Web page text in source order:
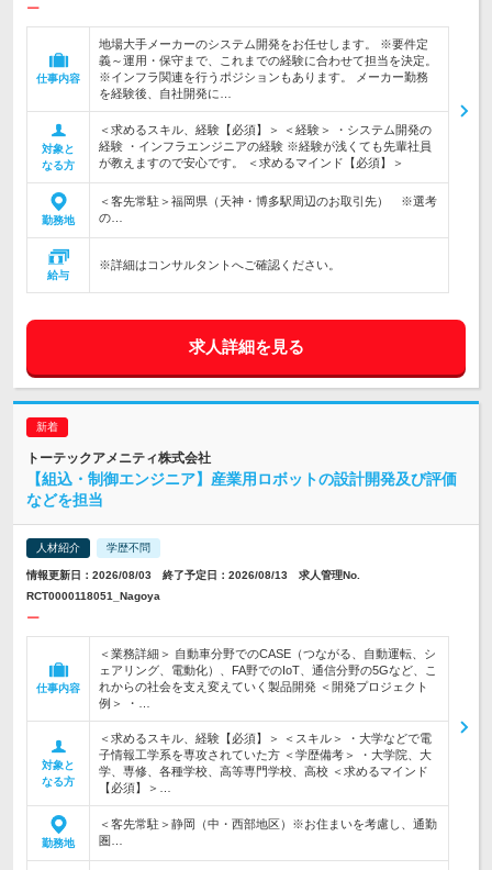
ー
仕事内容
地場大手メーカーのシステム開発をお任せします。 ※要件定
義～運用・保守まで、これまでの経験に合わせて担当を決定。
※インフラ関連を行うポジションもあります。 メーカー勤務
を経験後、自社開発に…
対象と
なる方
＜求めるスキル、経験【必須】＞ ＜経験＞ ・システム開発の
経験 ・インフラエンジニアの経験 ※経験が浅くても先輩社員
が教えますので安心です。 ＜求めるマインド【必須】＞
勤務地
＜客先常駐＞福岡県（天神・博多駅周辺のお取引先） ※選考
の…
給与
※詳細はコンサルタントへご確認ください。
求人詳細を見る
トーテックアメニティ株式会社
【組込・制御エンジニア】産業用ロボットの設計開発及び評価
などを担当
人材紹介 学歴不問
情報更新日：2026/08/03 終了予定日：2026/08/13 求人管理No.
RCT0000118051_Nagoya
ー
仕事内容
＜業務詳細＞ 自動車分野でのCASE（つながる、自動運転、シ
ェアリング、電動化）、FA野でのIoT、通信分野の5Gなど、こ
れからの社会を支え変えていく製品開発 ＜開発プロジェクト
例＞ ・…
対象と
なる方
＜求めるスキル、経験【必須】＞ ＜スキル＞ ・大学などで電
子情報工学系を専攻されていた方 ＜学歴備考＞ ・大学院、大
学、専修、各種学校、高等専門学校、高校 ＜求めるマインド
【必須】＞…
勤務地
＜客先常駐＞静岡（中・西部地区）※お住まいを考慮し、通勤
圏…